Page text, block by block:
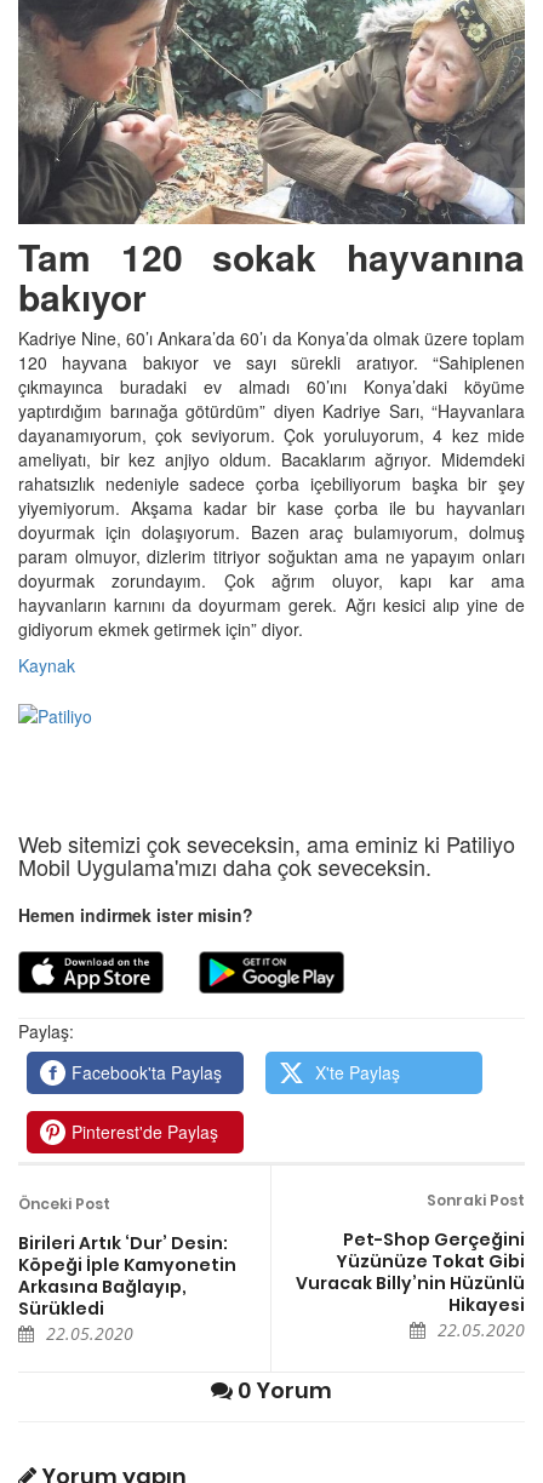
Tam 120 sokak hayvanına
bakıyor
Kadriye Nine, 60’ı Ankara’da 60’ı da Konya’da olmak üzere toplam
120 hayvana bakıyor ve sayı sürekli aratıyor. “Sahiplenen
çıkmayınca buradaki ev almadı 60’ını Konya’daki köyüme
yaptırdığım barınağa götürdüm” diyen Kadriye Sarı, “Hayvanlara
dayanamıyorum, çok seviyorum. Çok yoruluyorum, 4 kez mide
ameliyatı, bir kez anjiyo oldum. Bacaklarım ağrıyor. Midemdeki
rahatsızlık nedeniyle sadece çorba içebiliyorum başka bir şey
yiyemiyorum. Akşama kadar bir kase çorba ile bu hayvanları
doyurmak için dolaşıyorum. Bazen araç bulamıyorum, dolmuş
param olmuyor, dizlerim titriyor soğuktan ama ne yapayım onları
doyurmak zorundayım. Çok ağrım oluyor, kapı kar ama
hayvanların karnını da doyurmam gerek. Ağrı kesici alıp yine de
gidiyorum ekmek getirmek için” diyor.
Kaynak
Web sitemizi çok seveceksin, ama eminiz ki Patiliyo
Mobil Uygulama'mızı daha çok seveceksin.
Hemen indirmek ister misin?
Paylaş:
Facebook'ta Paylaş
X'te Paylaş
Pinterest'de Paylaş
Önceki Post
Birileri Artık ‘Dur’ Desin:
Köpeği İple Kamyonetin
Arkasına Bağlayıp,
Sürükledi
22.05.2020
Sonraki Post
Pet-Shop Gerçeğini
Yüzünüze Tokat Gibi
Vuracak Billy’nin Hüzünlü
Hikayesi
22.05.2020
0 Yorum
Yorum yapın